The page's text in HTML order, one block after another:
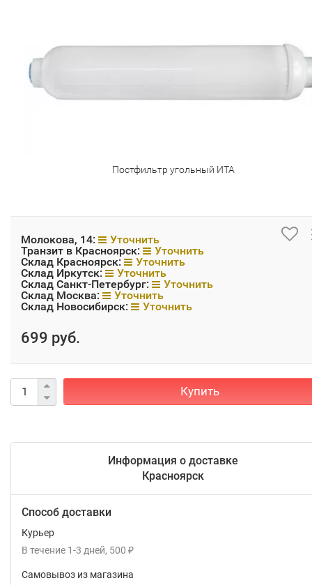
Постфильтр угольный ИТА
Молокова, 14:
Уточнить
Транзит в Красноярск:
Уточнить
Склад Красноярск:
Уточнить
Склад Иркутск:
Уточнить
Склад Санкт-Петербург:
Уточнить
Склад Москва:
Уточнить
Склад Новосибирск:
Уточнить
699 руб.
Купить
Информация о доставке
Красноярск
Способ доставки
Курьер
В течение 1-3 дней 500 ₽
Самовывоз из магазина